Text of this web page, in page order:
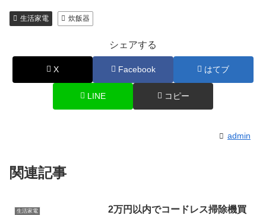
生活家電 炊飯器
シェアする
X Facebook はてブ
LINE コピー
admin
関連記事
生活家電
2万円以内でコードレス掃除機買